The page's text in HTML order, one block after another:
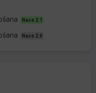
Nace 2.1
Nace 2.0